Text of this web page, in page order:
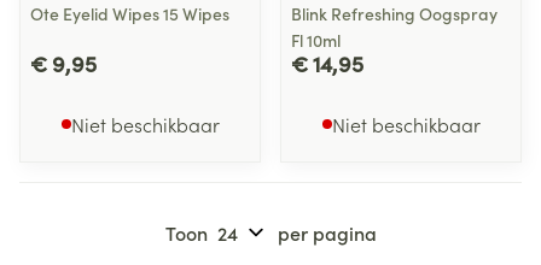
Ote Eyelid Wipes 15 Wipes
€ 9,95
Niet beschikbaar
Blink Refreshing Oogspray
Fl 10ml
€ 14,95
Niet beschikbaar
Toon per pagina